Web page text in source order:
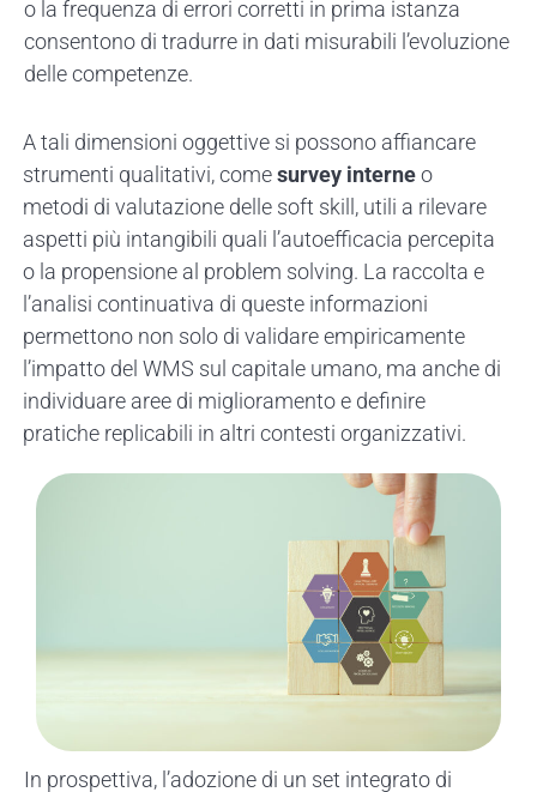
o la frequenza di errori corretti in prima istanza
consentono di tradurre in dati misurabili l’evoluzione
delle competenze.
A tali dimensioni oggettive si possono affiancare
strumenti qualitativi, comesurvey interneo
metodi di valutazione delle soft skill, utili a rilevare
aspetti più intangibili quali l’autoefficacia percepita
o la propensione al problem solving. La raccolta e
l’analisi continuativa di queste informazioni
permettono non solo di validare empiricamente
l’impatto del WMS sul capitale umano, ma anche di
individuare aree di miglioramento e definire
pratiche replicabili in altri contesti organizzativi.
In prospettiva, l’adozione di un set integrato di